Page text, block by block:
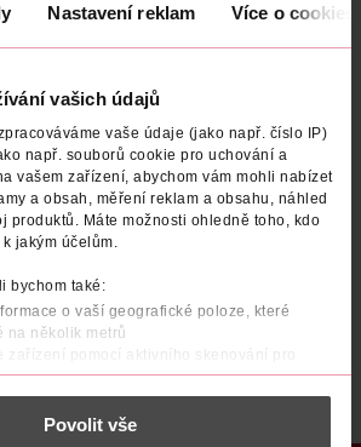
Nastavení reklam Více o cookies
vašich údajů
vaše údaje (jako např. číslo IP)
např. souborů cookie pro uchování a
vašem zařízení, abychom vám mohli nabízet
a obsah, měření reklam a obsahu, náhled
produktů. Máte možnosti ohledně toho, kdo
jakým účelům.
bychom také:
o vaší geografické poloze, které
na několik metrů
zařízení pomocí aktivního skenování pro
(otisk prstu)
zpracováváme vaše osobní údaje, a nastavte
podrobnostmi . Svůj souhlas můžete kdykoliv
Povolit vše
PŘIHLÁSIT SE
CLUBu a můžete čerpat výhody naplno. Zjistit více